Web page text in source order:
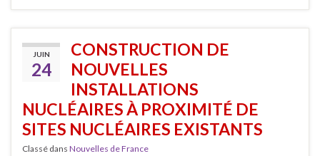
JUIN
24
CONSTRUCTION DE
NOUVELLES
INSTALLATIONS
NUCLÉAIRES À PROXIMITÉ DE
SITES NUCLÉAIRES EXISTANTS
Classé dans Nouvelles de France